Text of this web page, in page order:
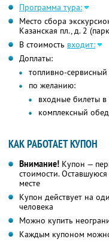
Программа тура:
Место сбора
Казанская пл., д. 2
В стоимость входит:
Доплаты:
топливно-
по желанию:
входные билеты
комплексный
КАК РАБОТАЕТ КУПОН
Внимание! Купон —
стоимости.
месте
Купон действует на
человека
Можно купить
Каждым купоном